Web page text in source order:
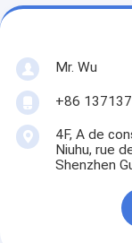
Mr. Wu
+86
4F, A de
Niuhu, rue
Shenzhen